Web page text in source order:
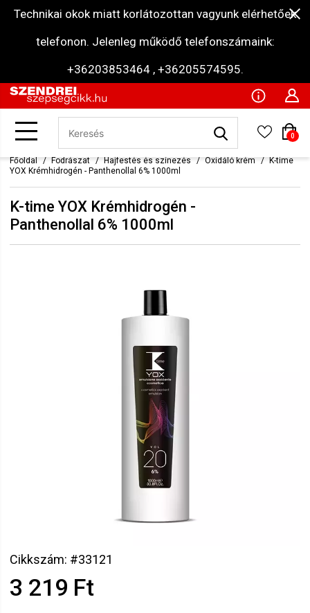
Technikai okok miatt korlátozottan vagyunk elérhetőek
telefonon. Jelenleg működő telefonszámaink:
+36203853464 , +36205574595.
0
Főoldal Fodrászat Hajfestés és színezés Oxidáló krém
K-time
YOX Krémhidrogén - Panthenollal 6% 1000ml
K-time YOX Krémhidrogén -
Panthenollal 6% 1000ml
Cikkszám: #33121
3 219 Ft